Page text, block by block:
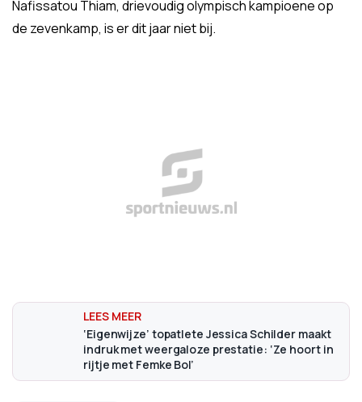
Nafissatou Thiam, drievoudig olympisch kampioene op
de zevenkamp, is er dit jaar niet bij.
‘Eigenwijze’ topatlete Jessica Schilder maakt
indruk met weergaloze prestatie: ‘Ze hoort in
rijtje met Femke Bol’